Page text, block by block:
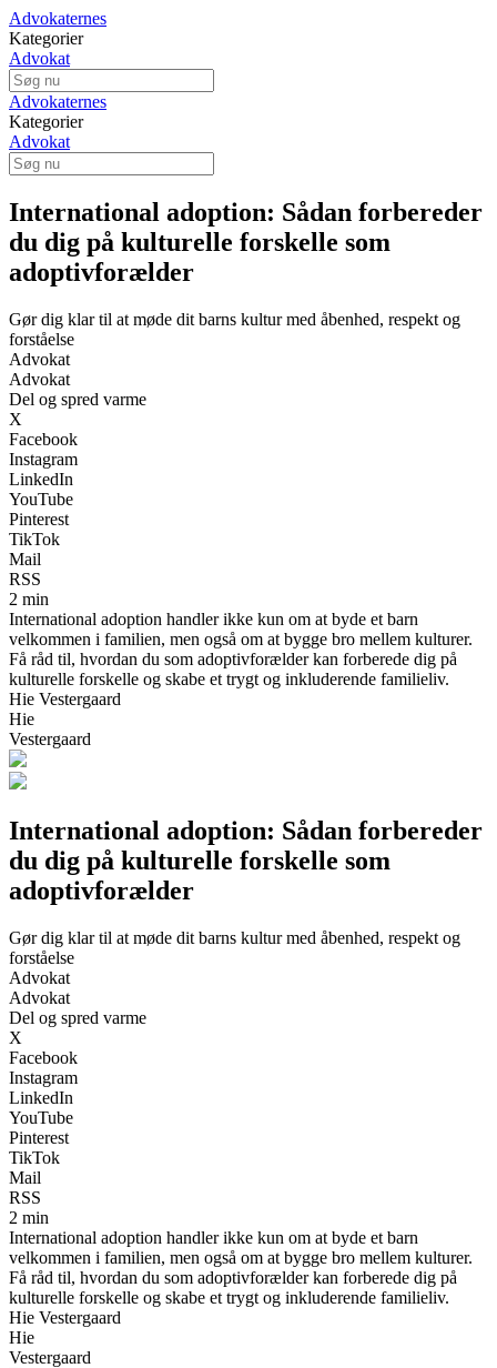
Advokaternes
Kategorier
Advokat
Advokaternes
Kategorier
Advokat
International adoption: Sådan forbereder
du dig på kulturelle forskelle som
adoptivforælder
Gør dig klar til at møde dit barns kultur med åbenhed, respekt og
forståelse
Advokat
Advokat
Del og spred varme
X
Facebook
Instagram
LinkedIn
YouTube
Pinterest
TikTok
Mail
RSS
2 min
International adoption handler ikke kun om at byde et barn
velkommen i familien, men også om at bygge bro mellem kulturer.
Få råd til, hvordan du som adoptivforælder kan forberede dig på
kulturelle forskelle og skabe et trygt og inkluderende familieliv.
Hie Vestergaard
Hie
Vestergaard
International adoption: Sådan forbereder
du dig på kulturelle forskelle som
adoptivforælder
Gør dig klar til at møde dit barns kultur med åbenhed, respekt og
forståelse
Advokat
Advokat
Del og spred varme
X
Facebook
Instagram
LinkedIn
YouTube
Pinterest
TikTok
Mail
RSS
2 min
International adoption handler ikke kun om at byde et barn
velkommen i familien, men også om at bygge bro mellem kulturer.
Få råd til, hvordan du som adoptivforælder kan forberede dig på
kulturelle forskelle og skabe et trygt og inkluderende familieliv.
Hie Vestergaard
Hie
Vestergaard